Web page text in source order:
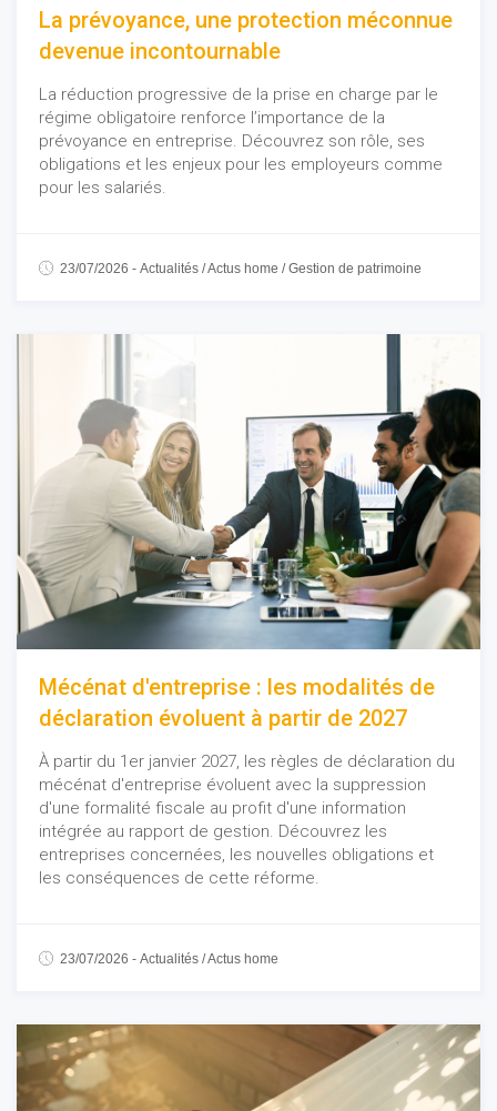
La prévoyance, une protection méconnue
devenue incontournable
La réduction progressive de la prise en charge par le
régime obligatoire renforce l’importance de la
prévoyance en entreprise. Découvrez son rôle, ses
obligations et les enjeux pour les employeurs comme
pour les salariés.
23/07/2026 - Actualités /Actus home /Gestion de patrimoine
Mécénat d'entreprise : les modalités de
déclaration évoluent à partir de 2027
À partir du 1er janvier 2027, les règles de déclaration du
mécénat d'entreprise évoluent avec la suppression
d'une formalité fiscale au profit d'une information
intégrée au rapport de gestion. Découvrez les
entreprises concernées, les nouvelles obligations et
les conséquences de cette réforme.
23/07/2026 - Actualités /Actus home